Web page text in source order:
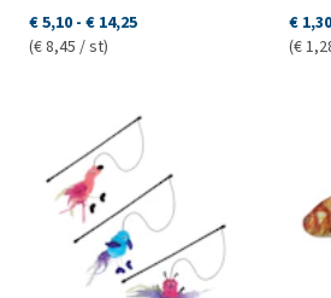
€ 5,10 - € 14,25
(€ 8,45 / st)
€ 1,30
(€